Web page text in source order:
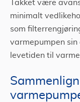
Takket være
minimalt
som
varmepumpen
levetiden til